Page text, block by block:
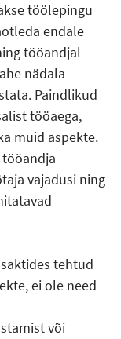
töölepingu
endale
tööandjal
nädala
Paindlikud
tööaega,
muid aspekte.
vajadusi ning
tehtud
ei ole need
või